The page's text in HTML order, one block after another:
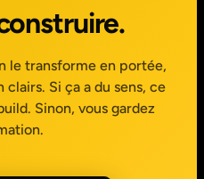
le transforme en portée,
Si ça a du sens, ce
Sinon, vous gardez